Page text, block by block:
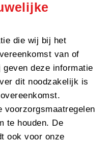
die wij bij het
van of
deze informatie
dit noodzakelijk is
voorzorgsmaatregelen
te houden. De
ook voor onze